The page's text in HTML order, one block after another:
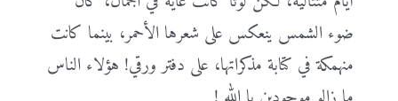
ضوء الشمس ينعكس على شعرها الأحمر، بينما كانت
منهمكة في كتابة مذكراتها، على دفتر ورقي! هؤلاء الناس